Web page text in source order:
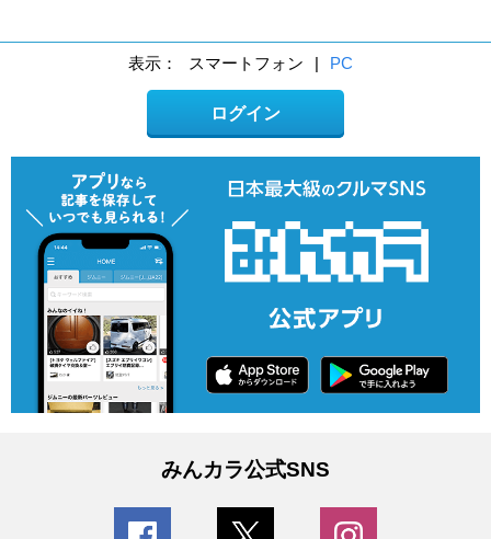
表示： スマートフォン | PC
ログイン
みんカラ公式SNS